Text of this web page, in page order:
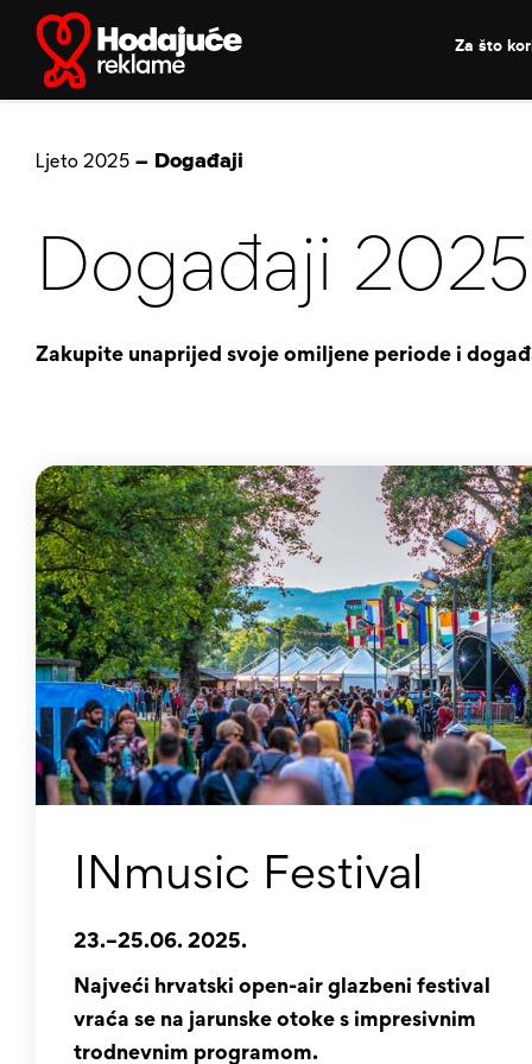
content
Za što
Ljeto 2025– Događaji
Događaji 2025
Zakupite unaprijed svoje omiljene periode i
INmusic Festival
23.–25.06. 2025.
Najveći hrvatski open-air glazbeni festival
vraća se na jarunske otoke s impresivnim
trodnevnim programom.